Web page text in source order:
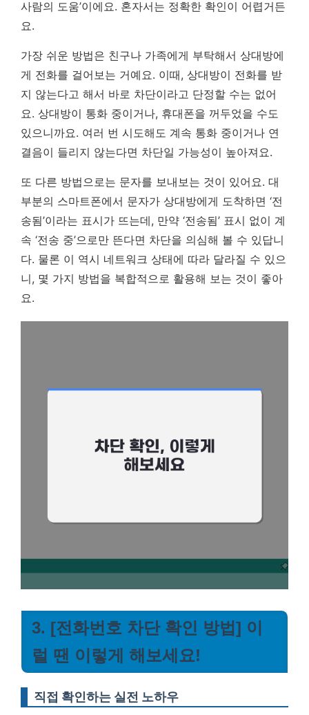
사람의 도움’이에요. 혼자서는 정확한 확인이 어렵거든
요.
가장 쉬운 방법은 친구나 가족에게 부탁해서 상대방에
게 전화를 걸어보는 거예요. 이때, 상대방이 전화를 받
지 않는다고 해서 바로 차단이라고 단정할 수는 없어
요. 상대방이 통화 중이거나, 휴대폰을 꺼두었을 수도
있으니까요. 여러 번 시도해도 계속 통화 중이거나 연
결음이 들리지 않는다면 차단일 가능성이 높아져요.
또 다른 방법으로는 문자를 보내보는 것이 있어요. 대
부분의 스마트폰에서 문자가 상대방에게 도착하면 ‘전
송됨’이라는 표시가 뜨는데, 만약 ‘전송됨’ 표시 없이 계
속 ‘전송 중’으로만 뜬다면 차단을 의심해 볼 수 있답니
다. 물론 이 역시 네트워크 상태에 따라 달라질 수 있으
니, 몇 가지 방법을 복합적으로 활용해 보는 것이 좋아
요.
3. [전화번호 차단 확인 방법] 이
럴 땐 이렇게 해보세요!
직접 확인하는 실전 노하우